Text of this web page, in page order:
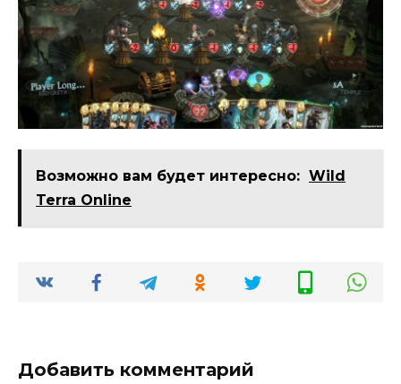
Возможно вам будет интересно: Wild
Terra Online
Добавить комментарий